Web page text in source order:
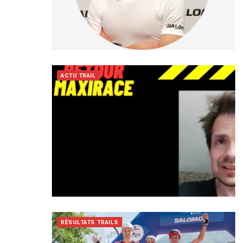
ACTU TRAIL
RÉSULTATS TRAILS